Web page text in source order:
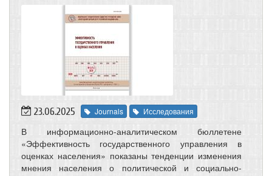
23.06.2025 Journals Исследования
В информационно-аналитическом бюллетене
«Эффективность государственного управления в
оценках населения» показаны тенденции изменения
мнения населения о политической и социально-